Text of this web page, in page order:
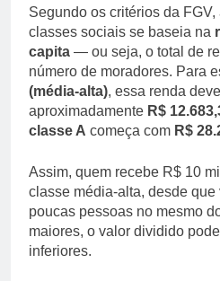
Segundo os critérios da
classes sociais se baseia na
capita — ou seja, o total de
número de moradores. Para
(média-alta), essa renda
aproximadamente R$
classe A começa com R$
Assim, quem recebe R$ 10
classe média-alta, desde
poucas pessoas no mesmo
maiores, o valor dividido
inferiores.